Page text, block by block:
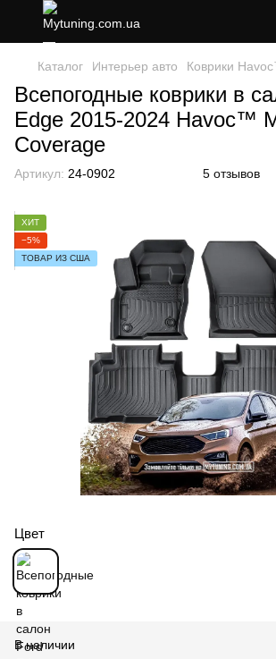
Каталог Интерьер авто Коврики
Всепогодные коврики в
Edge 2015-2024 Havoc™
Coverage
Артикул: 24-0902 5 отзывов
ХИТ
−5%
ТОВАР ИЗ США
Цвет
В наличии